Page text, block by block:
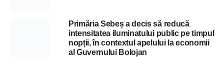
Primăria Sebeș a decis să reducă
intensitatea iluminatului public pe timpul
nopții, în contextul apelului la economii
al Guvernului Bolojan